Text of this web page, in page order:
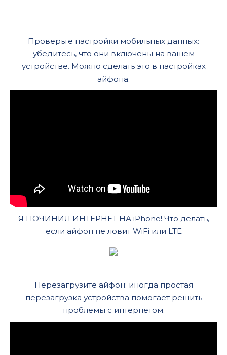
Проверьте настройки мобильных данных:
убедитесь, что они включены на вашем
устройстве. Можно сделать это в настройках
айфона.
Я ПОЧИНИЛ ИНТЕРНЕТ НА iPhone! Что делать,
если айфон не ловит WiFi или LTE
Перезагрузите айфон: иногда простая
перезагрузка устройства помогает решить
проблемы с интернетом.